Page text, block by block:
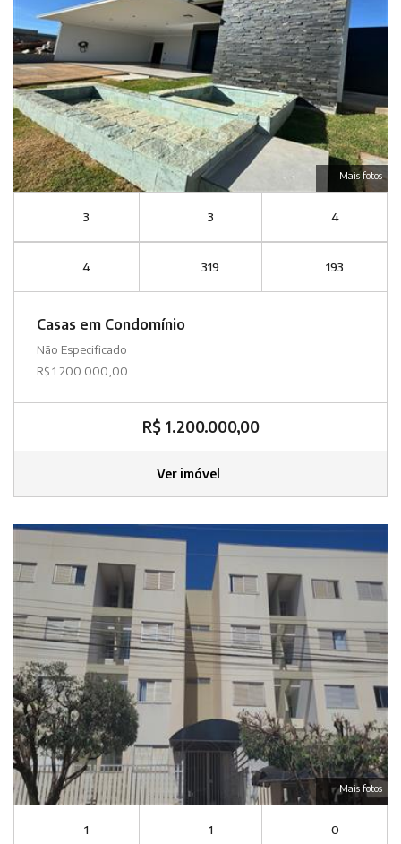
Mais fotos
3 3 4
4 319 193
Casas em Condomínio
Não Especificado
R$ 1.200.000,00
R$ 1.200.000,00
Ver imóvel
Mais fotos
1 1 0